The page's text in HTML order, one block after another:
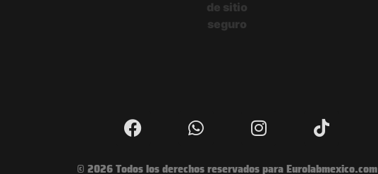
© 2026 Todos los derechos reservados para Eurolabmexico.com